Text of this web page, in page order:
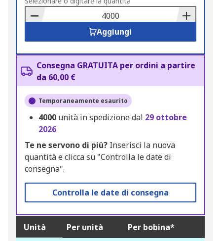
Basket
Aggiungi
Consegna GRATUITA per ordini a partire
da 60,00 €
Temporaneamente esaurito
4000 unità in spedizione dal 29 ottobre
2026
Te ne servono di più? Inserisci la nuova
quantità e clicca su "Controlla le date di
consegna".
Controlla le date di consegna
Unità Per unità Per bobina*